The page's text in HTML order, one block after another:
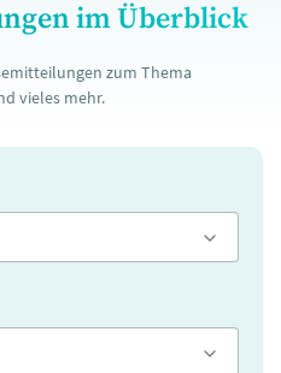
im Überblick
zum Thema
vieles mehr.